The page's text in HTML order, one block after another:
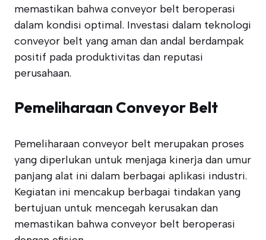
memastikan bahwa conveyor belt beroperasi
dalam kondisi optimal. Investasi dalam teknologi
conveyor belt yang aman dan andal berdampak
positif pada produktivitas dan reputasi
perusahaan.
Pemeliharaan Conveyor Belt
Pemeliharaan conveyor belt merupakan proses
yang diperlukan untuk menjaga kinerja dan umur
panjang alat ini dalam berbagai aplikasi industri.
Kegiatan ini mencakup berbagai tindakan yang
bertujuan untuk mencegah kerusakan dan
memastikan bahwa conveyor belt beroperasi